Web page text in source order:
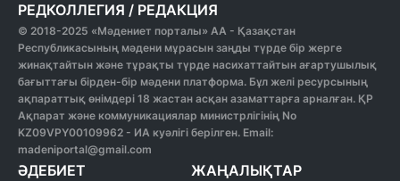
РЕДКОЛЛЕГИЯ / РЕДАКЦИЯ
© 2018-2025 «Мәдениет порталы» АА - Қазақстан
Республикасының мәдени мұрасын заңды түрде бір жерге
жинақтайтын және тұрақты түрде насихаттайтын ағартушылық
бағыттағы бірден-бір мәдени платформа. Бұл желі ресурсының
ақпараттық өнімдері 18 жастан асқан азаматтарға арналған. ҚР
Ақпарат және коммуникациялар министрлігінің No
KZ09VPY00109962 - ИА куәлігі берілген. Email:
madeniportal@gmail.com
ӘДЕБИЕТ
ЖАҢАЛЫҚТАР